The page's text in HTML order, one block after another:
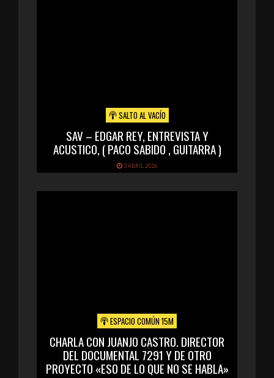
SALTO AL VACÍO
SAV – EDGAR REY, ENTREVISTA Y
ACUSTICO, ( PACO SABIDO , GUITARRA )
3 ABRIL 2026
ESPACIO COMÚN 15M
CHARLA CON JUANJO CASTRO. DIRECTOR
DEL DOCUMENTAL 7291 Y DE OTRO
PROYECTO «ESO DE LO QUE NO SE HABLA»